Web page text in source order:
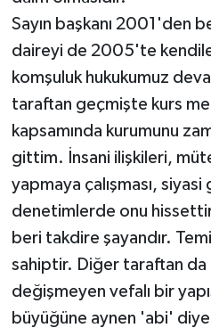
Sayın başkanı 2001'den
daireyi de 2005'te
komşuluk hukukumuz
taraftan geçmişte kurs
kapsamında kurumunu
gittim. İnsani ilişkileri,
yapmaya çalışması,
denetimlerde onu
beri takdire şayandır.
sahiptir. Diğer taraftan da
değişmeyen vefalı bir
büyüğüne aynen 'abi'